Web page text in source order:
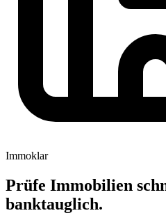
Immoklar
Prüfe Immobilien
banktauglich.